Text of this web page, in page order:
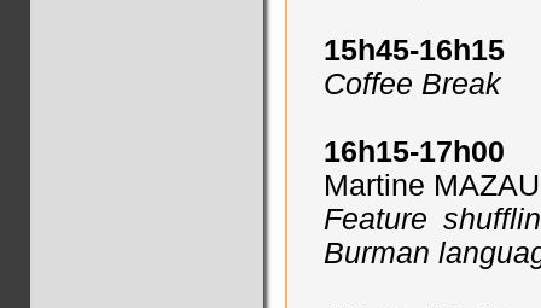
15h45-16h15
Coffee Break
16h15-17h00
Martine
Feature
Burman